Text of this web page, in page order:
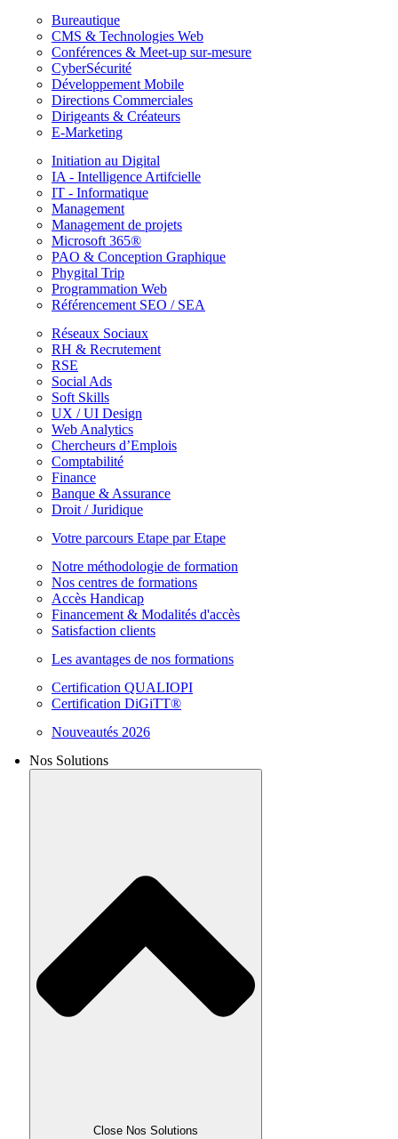
Bureautique
CMS & Technologies Web
Conférences & Meet-up sur-mesure
CyberSécurité
Développement Mobile
Directions Commerciales
Dirigeants & Créateurs
E-Marketing
Initiation au Digital
IA - Intelligence Artifcielle
IT - Informatique
Management
Management de projets
Microsoft 365®
PAO & Conception Graphique
Phygital Trip
Programmation Web
Référencement SEO / SEA
Réseaux Sociaux
RH & Recrutement
RSE
Social Ads
Soft Skills
UX / UI Design
Web Analytics
Chercheurs d’Emplois
Comptabilité
Finance
Banque & Assurance
Droit / Juridique
Votre parcours Etape par Etape
Notre méthodologie de formation
Nos centres de formations
Accès Handicap
Financement & Modalités d'accès
Satisfaction clients
Les avantages de nos formations
Certification QUALIOPI
Certification DiGiTT®
Nouveautés 2026
Nos Solutions
Close Nos Solutions